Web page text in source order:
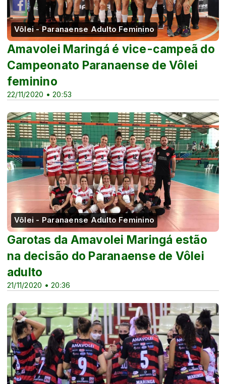
Vôlei - Paranaense Adulto Feminino
22/11/2020 • 20:53
Amavolei Maringá é vice-campeã do
Campeonato Paranaense de Vôlei
feminino
Vôlei - Paranaense Adulto Feminino
21/11/2020 • 20:36
Garotas da Amavolei Maringá estão
na decisão do Paranaense de Vôlei
adulto